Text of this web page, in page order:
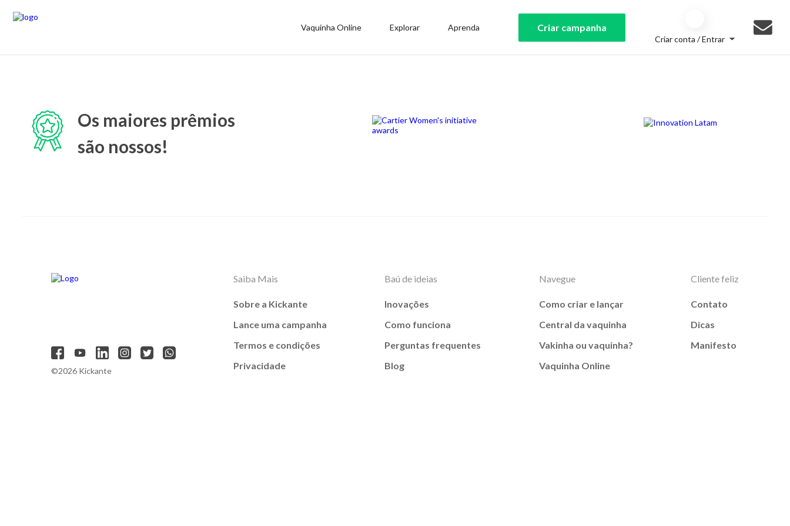
Vaquinha Online Explorar Aprenda Criar campanha
Criar conta / Entrar
Os maiores prêmios
são nossos!
©2026 Kickante
Saiba Mais
Sobre a Kickante
Lance uma campanha
Termos e condições
Privacidade
Baú de ideias
Inovações
Como funciona
Perguntas frequentes
Blog
Navegue
Como criar e lançar
Central da vaquinha
Vakinha ou vaquinha?
Vaquinha Online
Cliente feliz
Contato
Dicas
Manifesto